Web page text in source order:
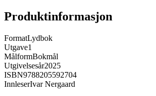
Produktinformasjon
FormatLydbok
Utgave1
MålformBokmål
Utgivelsesår2025
ISBN9788205592704
InnleserIvar Nergaard